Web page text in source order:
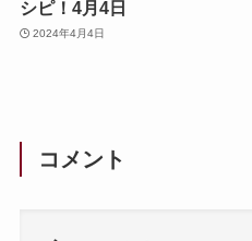
シピ！4月4日
2024年4月4日
コメント